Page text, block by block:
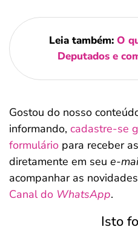
Leia também: O
Deputados e
Gostou do nosso
informando, cadastre-se
formulário para receber
diretamente em seu e-
acompanhar as
Canal do WhatsApp.
Isto